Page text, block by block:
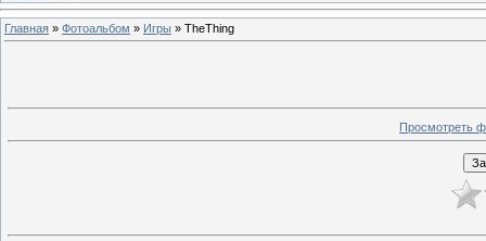
Главная » Фотоальбом » Игры » TheThing
Просмотреть